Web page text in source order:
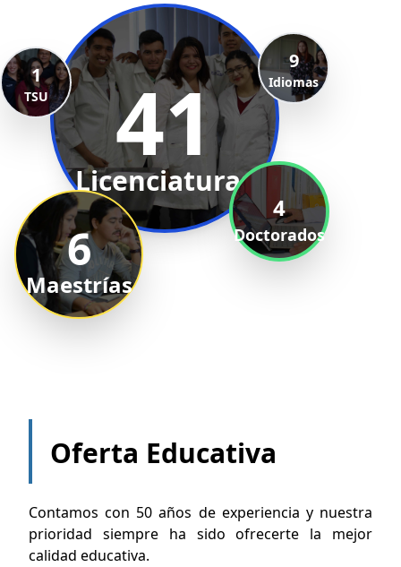
41
Licenciaturas
6
Maestrías
4
Doctorados
9
Idiomas
1
TSU
Oferta Educativa
Contamos con 50 años de experiencia y nuestra
prioridad siempre ha sido ofrecerte la mejor
calidad educativa.